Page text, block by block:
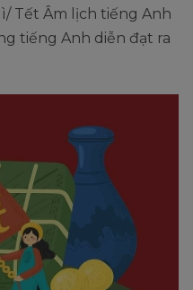
Tết Âm lịch tiếng Anh
tiếng Anh diễn đạt ra